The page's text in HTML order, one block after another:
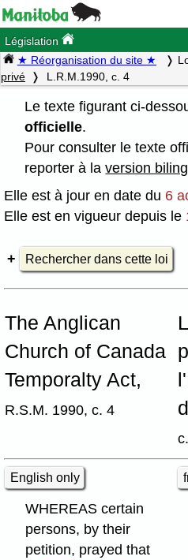
Législation
★ Réorganisation du site ★
privé
L.R.M.1990, c. 4
Le texte figurant ci-
officielle.
Pour consulter le texte
reporter à laversion
Elle est à jour en date du 6
Elle est en vigueur depuis le
Rechercher dans cette loi
The Anglican
Church of Canada
Temporalty Act,
R.S.M. 1990, c. 4
English only
WHEREAS certain
persons, by their
petition, prayed that